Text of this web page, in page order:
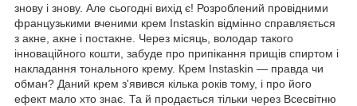
знову і знову. Але сьогодні вихід є! Розроблений провідними
французькими вченими крем Instaskin відмінно справляється
з акне, акне і постакне. Через місяць, володар такого
інноваційного кошти, забуде про припікання прищів спиртом і
накладання тонального крему. Крем Instaskin — правда чи
обман? Даний крем з'явився кілька років тому, і про його
ефект мало хто знає. Та й продається тільки через Всесвітню